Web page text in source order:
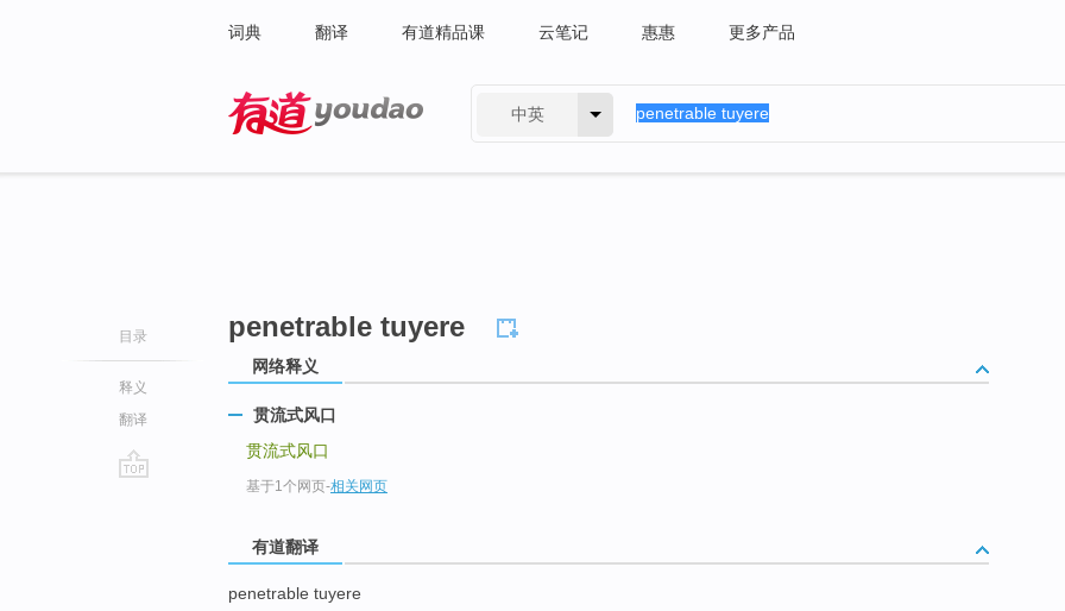
词典 翻译 有道精品课 云笔记 惠惠 更多产品
中英
目录
释义
翻译
penetrable tuyere
网络释义
贯流式风口
贯流式风口
基于1个网页-相关网页
有道翻译
penetrable tuyere